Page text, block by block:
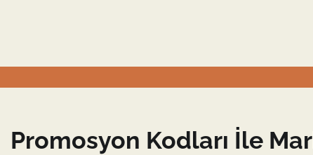
Promosyon Kodları İle